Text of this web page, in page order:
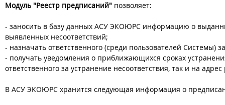
Модуль "Реестр предписаний" позволяет:
- заносить в базу данных АСУ ЭКОЮРС информацию о
выявленных несоответствий;
- назначать ответственного (среди пользователей
- получать уведомления о приближающихся сроках
ответственного за устранение несоответствия, так и на
В АСУ ЭКОЮРС хранится следующая информация о